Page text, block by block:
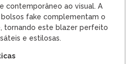
contemporâneo ao visual. A
fake complementam o
tornando este blazer perfeito
e estilosas.